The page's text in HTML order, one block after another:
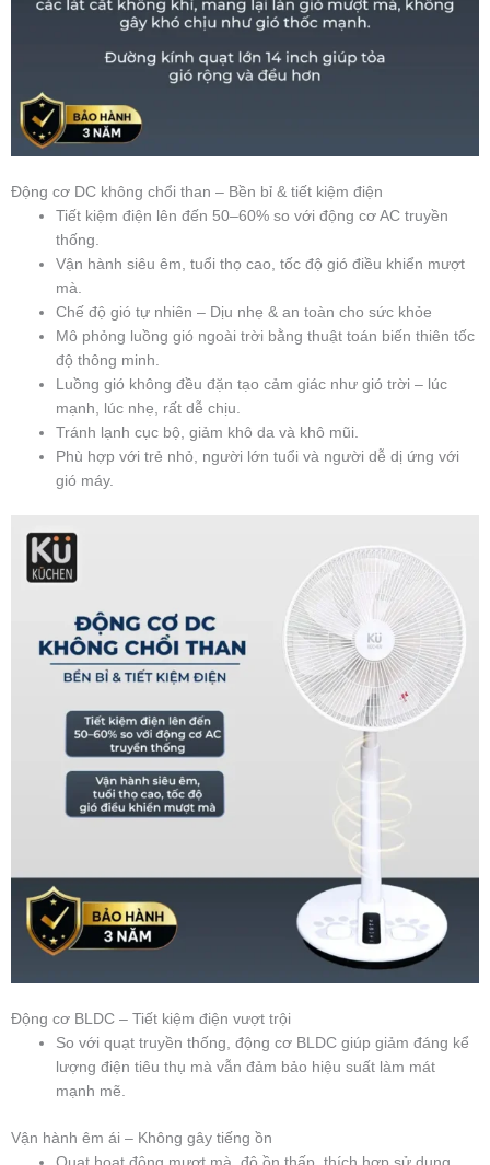
Động cơ DC không chổi than – Bền bỉ & tiết kiệm điện
Tiết kiệm điện lên đến 50–60% so với động cơ AC truyền
thống.
Vận hành siêu êm, tuổi thọ cao, tốc độ gió điều khiển mượt
mà.
Chế độ gió tự nhiên – Dịu nhẹ & an toàn cho sức khỏe
Mô phỏng luồng gió ngoài trời bằng thuật toán biến thiên tốc
độ thông minh.
Luồng gió không đều đặn tạo cảm giác như gió trời – lúc
mạnh, lúc nhẹ, rất dễ chịu.
Tránh lạnh cục bộ, giảm khô da và khô mũi.
Phù hợp với trẻ nhỏ, người lớn tuổi và người dễ dị ứng với
gió máy.
Động cơ BLDC – Tiết kiệm điện vượt trội
So với quạt truyền thống, động cơ BLDC giúp giảm đáng kể
lượng điện tiêu thụ mà vẫn đảm bảo hiệu suất làm mát
mạnh mẽ.
Vận hành êm ái – Không gây tiếng ồn